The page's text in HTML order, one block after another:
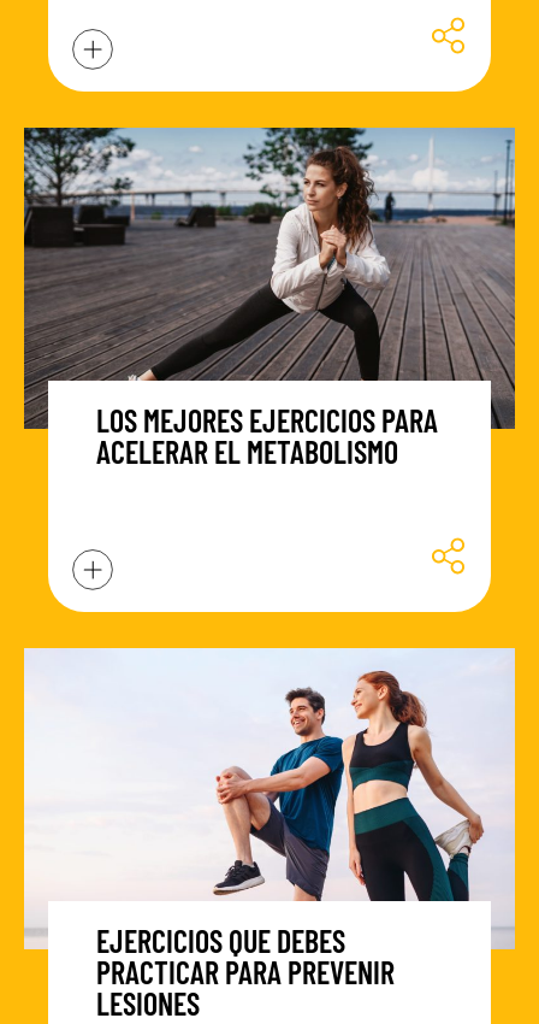
LOS MEJORES EJERCICIOS PARA
ACELERAR EL METABOLISMO
EJERCICIOS QUE DEBES
PRACTICAR PARA PREVENIR
LESIONES